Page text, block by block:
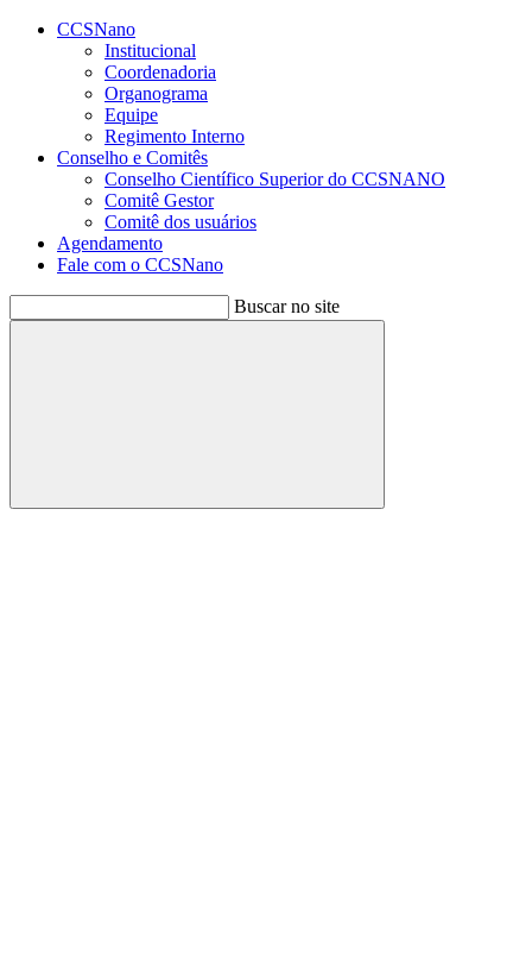
Conteúdo principal
CCSNano
Institucional
Coordenadoria
Organograma
Equipe
Regimento Interno
Conselho e Comitês
Conselho Científico Superior do CCSNANO
Comitê Gestor
Comitê dos usuários
Agendamento
Fale com o CCSNano
Buscar no site
Buscar